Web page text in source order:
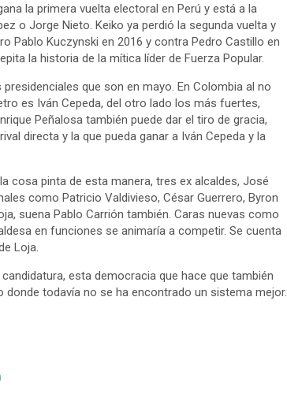
la primera vuelta electoral en Perú y está a la
o Jorge Nieto. Keiko ya perdió la segunda vuelta y
Pablo Kuczynski en 2016 y contra Pedro Castillo en
la historia de la mítica líder de Fuerza Popular.
que son en mayo. En Colombia al no
es Iván Cepeda, del otro lado los más fuertes,
Peñalosa también puede dar el tiro de gracia,
directa y la que pueda ganar a Iván Cepeda y la
cosa pinta de esta manera, tres ex alcaldes, José
como Patricio Valdivieso, César Guerrero, Byron
suena Pablo Carrión también. Caras nuevas como
en funciones se animaría a competir. Se cuenta
Loja.
esta democracia que hace que también
todavía no se ha encontrado un sistema mejor.